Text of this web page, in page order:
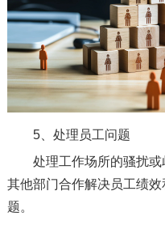
5、处理员工问题
处理工作场所的骚扰
其他部门合作解决员工绩
题。